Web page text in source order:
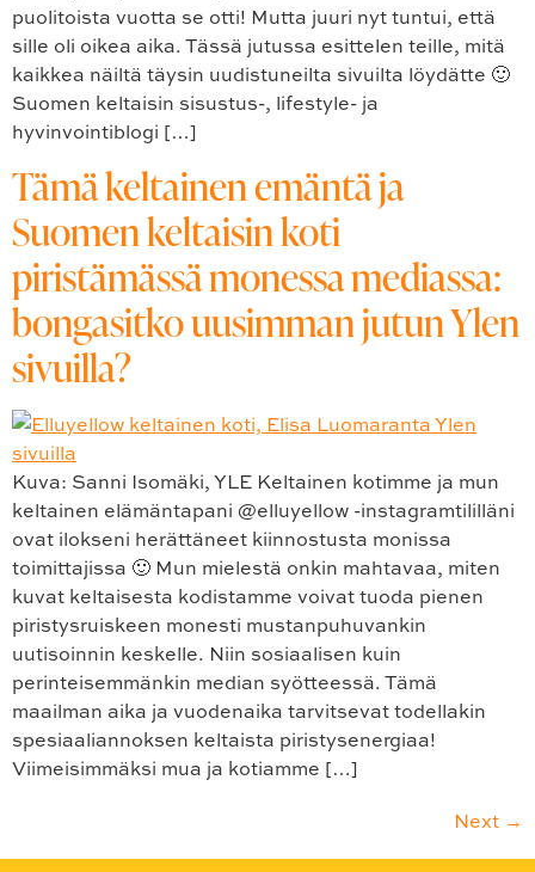
puolitoista vuotta se otti! Mutta juuri nyt tuntui, että
sille oli oikea aika. Tässä jutussa esittelen teille, mitä
kaikkea näiltä täysin uudistuneilta sivuilta löydätte 🙂
Suomen keltaisin sisustus-, lifestyle- ja
hyvinvointiblogi […]
Tämä keltainen emäntä ja
Suomen keltaisin koti
piristämässä monessa mediassa:
bongasitko uusimman jutun Ylen
sivuilla?
Kuva: Sanni Isomäki, YLE Keltainen kotimme ja mun
keltainen elämäntapani @elluyellow -instagramtililläni
ovat ilokseni herättäneet kiinnostusta monissa
toimittajissa 🙂 Mun mielestä onkin mahtavaa, miten
kuvat keltaisesta kodistamme voivat tuoda pienen
piristysruiskeen monesti mustanpuhuvankin
uutisoinnin keskelle. Niin sosiaalisen kuin
perinteisemmänkin median syötteessä. Tämä
maailman aika ja vuodenaika tarvitsevat todellakin
spesiaaliannoksen keltaista piristysenergiaa!
Viimeisimmäksi mua ja kotiamme […]
Next →